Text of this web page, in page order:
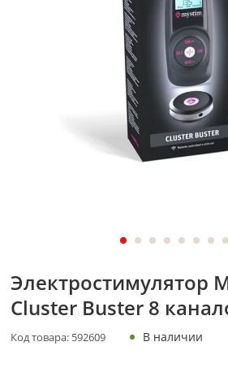
Электростимулятор
Cluster Buster 8
Код товара: 592609 В наличии